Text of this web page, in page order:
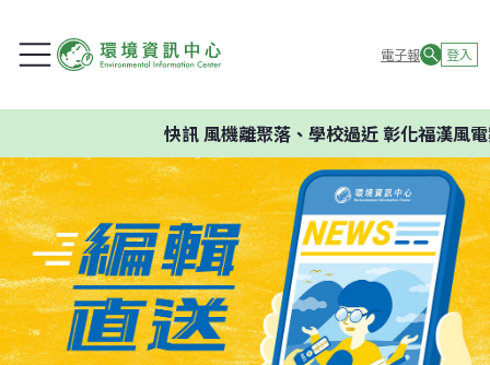
電子報 登入
快訊風機離聚落、學校過近 彰化福漢風電